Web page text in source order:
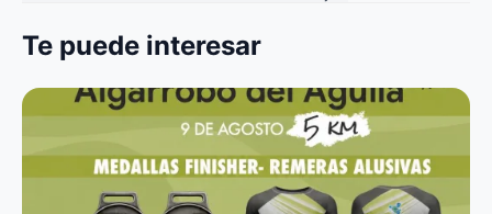
Te puede interesar